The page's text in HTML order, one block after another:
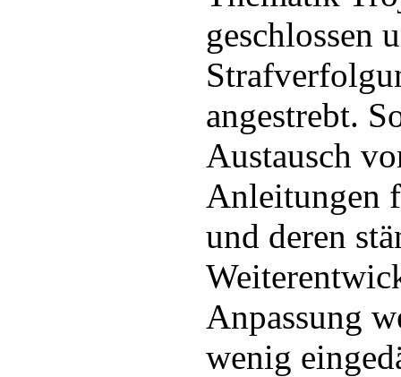
geschlossen
angestrebt.
Austausch
Anleitungen
und deren
Anpassung
wenig